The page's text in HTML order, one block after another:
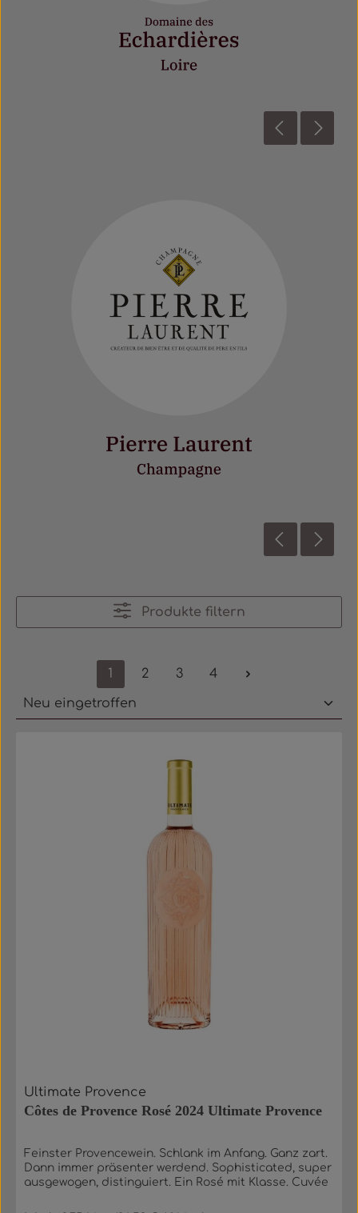
Produkte filtern
Seite
1
Seite
2
Seite
3
Seite
4
Ultimate Provence
Côtes de Provence Rosé 2024 Ultimate Provence
Feinster Provencewein. Schlank im Anfang. Ganz zart.
Dann immer präsenter werdend. Sophisticated, super
ausgewogen, distinguiert. Ein Rosé mit Klasse. Cuvée